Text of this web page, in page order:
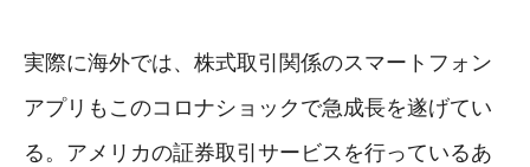
実際に海外では、株式取引関係のスマートフォン
アプリもこのコロナショックで急成長を遂げてい
る。アメリカの証券取引サービスを行っているあ